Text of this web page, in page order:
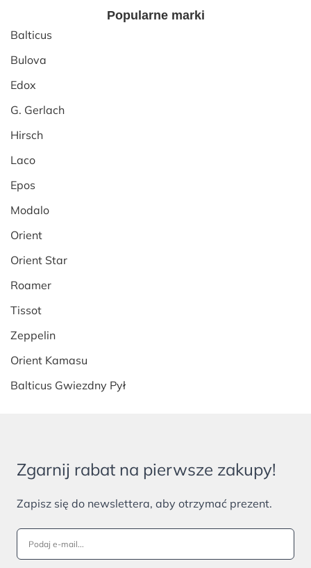
Popularne marki
Balticus
Bulova
Edox
G. Gerlach
Hirsch
Laco
Epos
Modalo
Orient
Orient Star
Roamer
Tissot
Zeppelin
Orient Kamasu
Balticus Gwiezdny Pył
Zgarnij rabat na pierwsze zakupy!
Zapisz się do newslettera, aby otrzymać prezent.